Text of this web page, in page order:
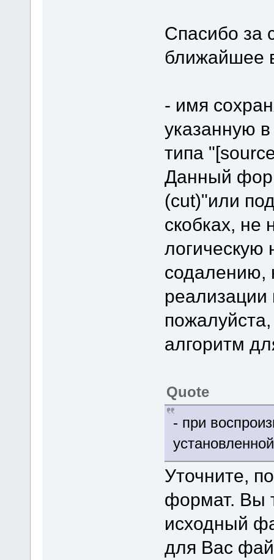
Спасибо за
ближайшее
- имя
указанную
типа
Данный
(cut)"или
скобках, не
логическую
содалению,
реализации
алгоритм
Quote
- при
Уточните,
формат. Вы
исходный
для Вас